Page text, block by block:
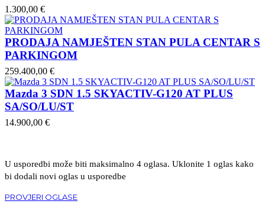
1.300,00 €
PRODAJA NAMJEŠTEN STAN PULA CENTAR S
PARKINGOM
259.400,00 €
Mazda 3 SDN 1.5 SKYACTIV-G120 AT PLUS
SA/SO/LU/ST
14.900,00 €
U usporedbi može biti maksimalno 4 oglasa. Uklonite 1 oglas kako
bi dodali novi oglas u usporedbe
PROVJERI OGLASE